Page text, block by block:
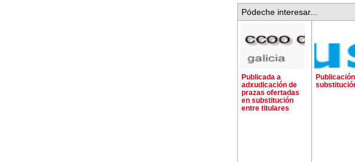
Pódeche interesar...
Publicada a
adxudicación de
prazas ofertadas
en substitución
entre titulares